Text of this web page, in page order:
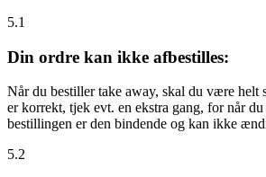
5.1
Din ordre kan ikke afbestilles:
Når du bestiller take away, skal du være helt
er korrekt, tjek evt. en ekstra gang, for når
bestillingen er den bindende og kan ikke
5.2